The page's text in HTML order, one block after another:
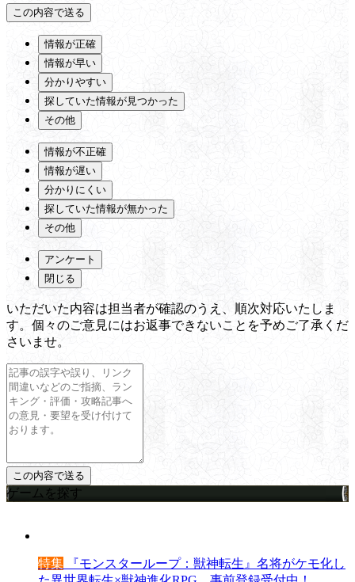
情報が正確
情報が早い
分かりやすい
探していた情報が見つかった
その他
情報が不正確
情報が遅い
分かりにくい
探していた情報が無かった
その他
アンケート
閉じる
いただいた内容は担当者が確認のうえ、順次対応いたしま
す。個々のご意見にはお返事できないことを予めご了承くだ
さいませ。
ゲームを探す
特集 『モンスターループ：獣神転生』名将がケモ化し